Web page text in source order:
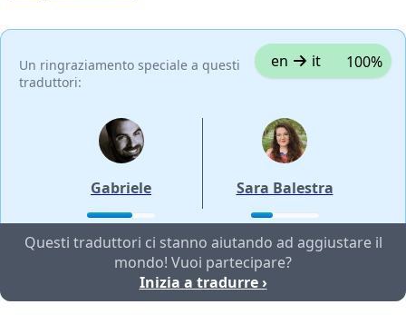
Un ringraziamento speciale a questi
traduttori:
en it 100%
Gabriele Sara Balestra
Questi traduttori ci stanno aiutando ad aggiustare il
mondo! Vuoi partecipare?
Inizia a tradurre ›